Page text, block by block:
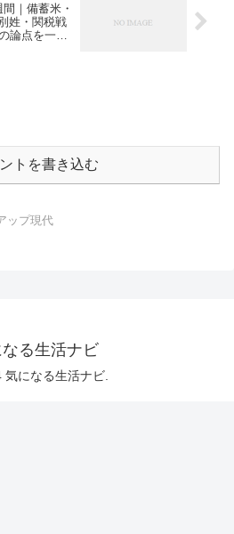
｜備蓄米・
姓・関税戦
論点を一気
トを書き込む
ップ現代
る生活ナビ
になる生活ナビ.